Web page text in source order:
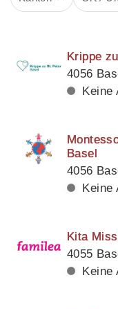
Krippe
Keine
Basel
Keine
Kita
4055
Keine